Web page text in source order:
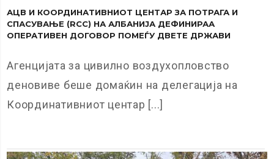
АЦВ И КООРДИНАТИВНИОТ ЦЕНТАР ЗА ПОТРАГА И
СПАСУВАЊЕ (RCC) НА АЛБАНИЈА ДЕФИНИРАА
ОПЕРАТИВЕН ДОГОВОР ПОМЕЃУ ДВЕТЕ ДРЖАВИ
Агенцијата за цивилно воздухопловство
деновиве беше домаќин на делегација на
Координативниот центар [...]